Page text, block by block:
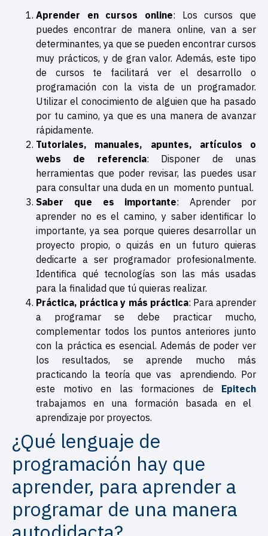
Aprender en cursos online: Los cursos que
puedes encontrar de manera online, van a ser
determinantes, ya que se pueden encontrar cursos
muy prácticos, y de gran valor. Además, este tipo
de cursos te facilitará ver el desarrollo o
programación con la vista de un programador.
Utilizar el conocimiento de alguien que ha pasado
por tu camino, ya que es una manera de avanzar
rápidamente.
Tutoriales, manuales, apuntes, artículos o
webs de referencia: Disponer de unas
herramientas que poder revisar, las puedes usar
para consultar una duda en un momento puntual.
Saber que es importante: Aprender por
aprender no es el camino, y saber identificar lo
importante, ya sea porque quieres desarrollar un
proyecto propio, o quizás en un futuro quieras
dedicarte a ser programador profesionalmente.
Identifica qué tecnologías son las más usadas
para la finalidad que tú quieras realizar.
Práctica, práctica y más práctica: Para aprender
a programar se debe practicar mucho,
complementar todos los puntos anteriores junto
con la práctica es esencial. Además de poder ver
los resultados, se aprende mucho más
practicando la teoría que vas aprendiendo. Por
este motivo en las formaciones de Epitech
trabajamos en una formación basada en el
aprendizaje por proyectos.
¿Qué lenguaje de
programación hay que
aprender, para aprender a
programar de una manera